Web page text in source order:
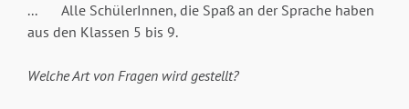
... Alle SchülerInnen, die Spaß an der Sprache haben
aus den Klassen 5 bis 9.
Welche Art von Fragen wird gestellt?